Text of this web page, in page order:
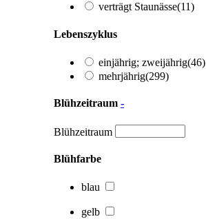
verträgt Staunässe(11)
Lebenszyklus
einjährig; zweijährig(46)
mehrjährig(299)
Blühzeitraum -
Blühzeitraum
Blühfarbe
blau
gelb